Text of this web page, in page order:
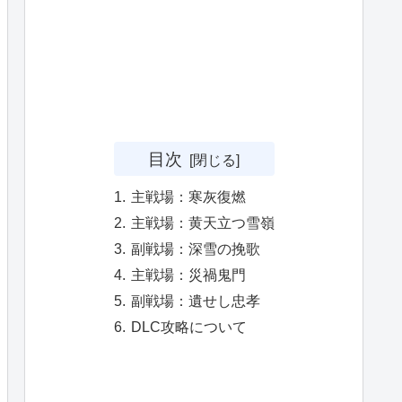
目次
主戦場：寒灰復燃
主戦場：黄天立つ雪嶺
副戦場：深雪の挽歌
主戦場：災禍鬼門
副戦場：遺せし忠孝
DLC攻略について